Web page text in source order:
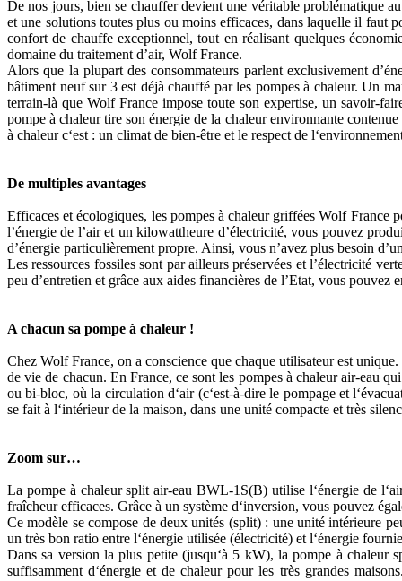
De nos jours, bien se chauffer devient une véritable problématique
et une solutions toutes plus ou moins efficaces, dans laquelle il faut
confort de chauffe exceptionnel, tout en réalisant quelques
domaine du traitement d’air, Wolf France.
Alors que la plupart des consommateurs parlent exclusivement
bâtiment neuf sur 3 est déjà chauffé par les pompes à chaleur. Un
terrain-là que Wolf France impose toute son expertise, un savoir-
pompe à chaleur tire son énergie de la chaleur environnante
à chaleur c‘est : un climat de bien-être et le respect de
De multiples avantages
Efficaces et écologiques, les pompes à chaleur griffées Wolf France
l’énergie de l’air et un kilowattheure d’électricité, vous pouvez
d’énergie particulièrement propre. Ainsi, vous n’avez plus besoin
Les ressources fossiles sont par ailleurs préservées et l’électricité
peu d’entretien et grâce aux aides financières de l’Etat, vous
A chacun sa pompe à chaleur !
Chez Wolf France, on a conscience que chaque utilisateur est
de vie de chacun. En France, ce sont les pompes à chaleur air-eau
ou bi-bloc, où la circulation d‘air (c‘est-à-dire le pompage et
se fait à l‘intérieur de la maison, dans une unité compacte et très
Zoom sur…
La pompe à chaleur split air-eau BWL-1S(B) utilise l‘énergie de
fraîcheur efficaces. Grâce à un système d‘inversion, vous pouvez
Ce modèle se compose de deux unités (split) : une unité intérieure
un très bon ratio entre l‘énergie utilisée (électricité) et l‘énergie
Dans sa version la plus petite (jusqu‘à 5 kW), la pompe à
suffisamment d‘énergie et de chaleur pour les très grandes